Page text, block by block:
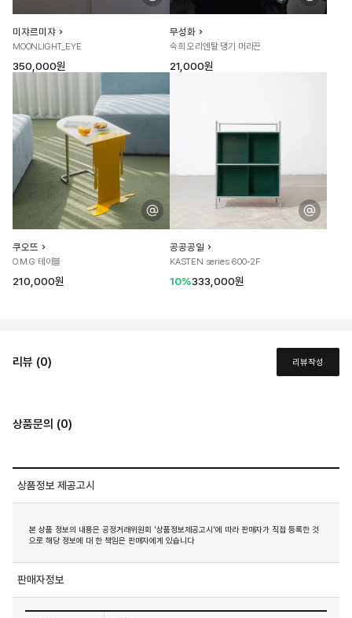
미쟈르미쟈
MOONLIGHT_EYE
350,000원
무성화
숙희 오리엔탈 댕기 머리끈
21,000원
쿠오뜨
O.M.G 테이블
210,000원
공공공일
KASTEN series 600-2F
10%333,000원
리뷰 (0) 리뷰작성
상품문의 (0)
상품정보 제공고시
본 상품 정보의 내용은 공정거래위원회 '상품정보제공고시'에 따라 판매자가 직접 등록한 것
으로 해당 정보에 대 한 책임은 판매자에게 있습니다
판매자정보